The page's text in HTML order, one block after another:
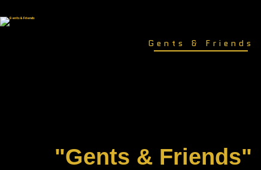
Gents & Friends
"Gents & Friends"